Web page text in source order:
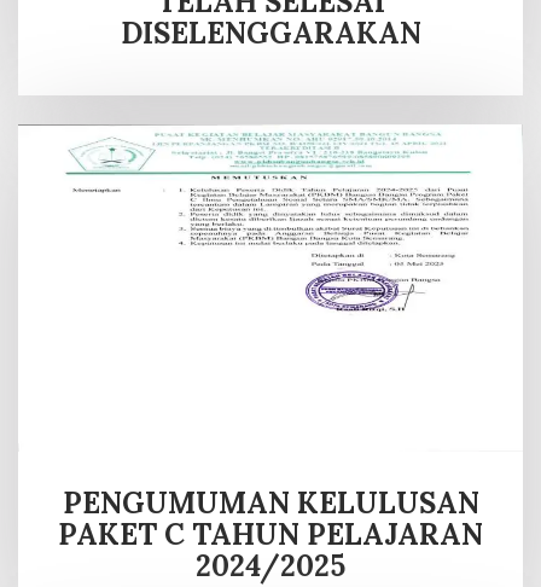
DISELENGGARAKAN
PENGUMUMAN KELULUSAN
PAKET C TAHUN PELAJARAN
2024/2025